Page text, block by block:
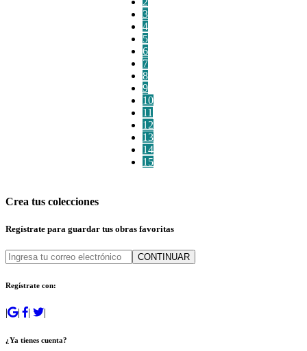
3
4
5
6
7
8
9
10
11
12
13
14
15
Crea tus colecciones
Regístrate para guardar tus obras favoritas
CONTINUAR
Regístrate con:
| | | |
¿Ya tienes cuenta?